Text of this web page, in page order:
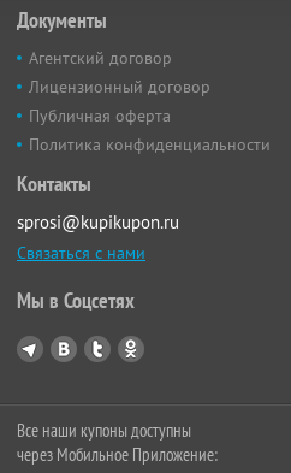
Документы
Агентский договор
Лицензионный договор
Публичная оферта
Политика конфиденциальности
Контакты
sprosi@kupikupon.ru
Связаться с нами
Мы в Соцсетях
Все наши купоны доступны
через Мобильное Приложение: